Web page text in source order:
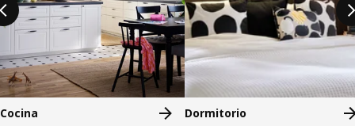
Cocina Dormitorio